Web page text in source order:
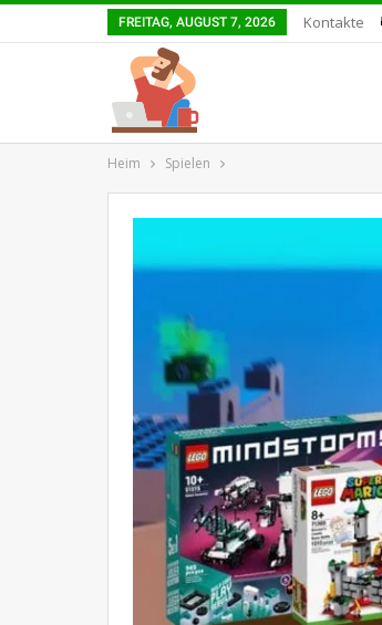
FREITAG, AUGUST 7, 2026 Kontakte
Heim Spielen